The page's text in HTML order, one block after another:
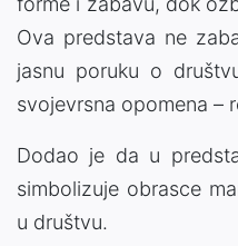
Ova predstava ne
jasnu poruku o
svojevrsna opomena –
Dodao je da u
simbolizuje obrasce
u društvu.